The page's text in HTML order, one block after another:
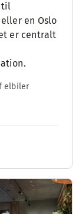
til
en Oslo
er centralt
elbiler